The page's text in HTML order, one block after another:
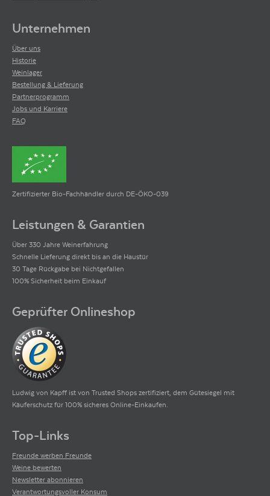
Unternehmen
Über uns
Historie
Weinlager
Bestellung & Lieferung
Partnerprogramm
Jobs und Karriere
FAQ
Zertifizierter Bio-Fachhändler durch DE-ÖKO-039
Leistungen & Garantien
Über 330 Jahre Weinerfahrung
Schnelle Lieferung direkt bis an die Haustür
30 Tage Rückgabe bei Nichtgefallen
100% Sicherheit beim Einkauf
Geprüfter Onlineshop
Ludwig von Kapff ist von Trusted Shops zertifiziert, dem Gütesiegel mit
Käuferschutz für 100% sicheres Online-Einkaufen.
Top-Links
Freunde werben Freunde
Weine bewerten
Newsletter abonnieren
Verantwortungsvoller Konsum